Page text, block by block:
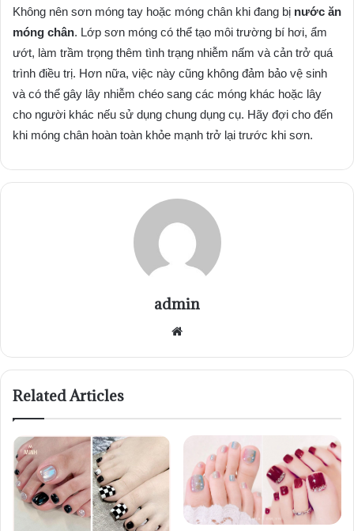
Không nên sơn móng tay hoặc móng chân khi đang bị nước ăn
móng chân. Lớp sơn móng có thể tạo môi trường bí hơi, ẩm
ướt, làm trầm trọng thêm tình trạng nhiễm nấm và cản trở quá
trình điều trị. Hơn nữa, việc này cũng không đảm bảo vệ sinh
và có thể gây lây nhiễm chéo sang các móng khác hoặc lây
cho người khác nếu sử dụng chung dụng cụ. Hãy đợi cho đến
khi móng chân hoàn toàn khỏe mạnh trở lại trước khi sơn.
admin
Website
Related Articles